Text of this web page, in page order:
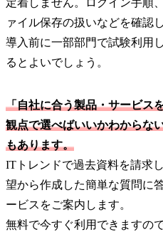
定着しません。ログイン手順
ァイル保存の扱いなどを確認
導入前に一部部門で試験利用
るとよいでしょう。
「自社に合う製品・サービス
観点で選べばいいかわからな
もあります。
ITトレンドで過去資料を請求
望から作成した簡単な質問に
ービスをご案内します。
無料で今すぐ利用できますの